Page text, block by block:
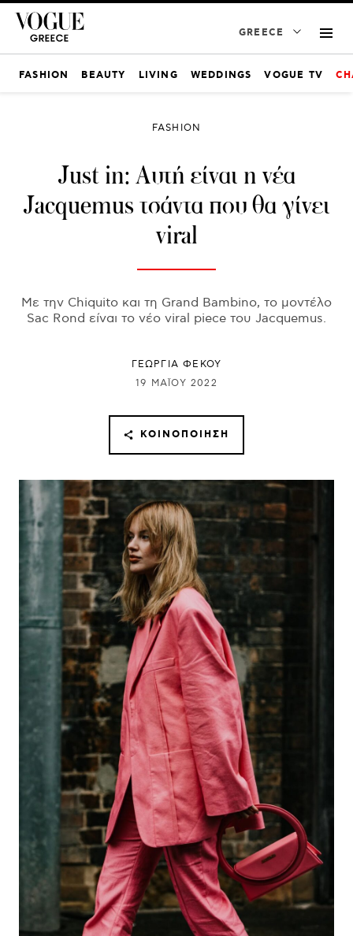
GREECE
FASHION BEAUTY LIVING WEDDINGS VOGUE TV
FASHION
Just in: Αυτή είναι η νέα
Jacquemus τσάντα που θα γίνει
viral
Με την Chiquito και τη Grand Bambino, το μοντέλο
Sac Rond είναι το νέο viral piece του Jacquemus.
ΓΕΩΡΓΙΑ ΦΕΚΟΥ
19 ΜΑΪ́ΟΥ 2022
ΚΟΙΝΟΠΟΊΗΣΗ